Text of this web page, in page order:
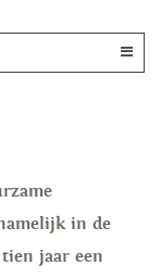
in de
jaar een